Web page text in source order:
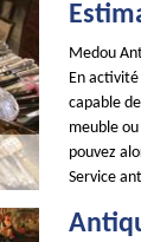
Medou
En
capable
meuble
pouvez
Service